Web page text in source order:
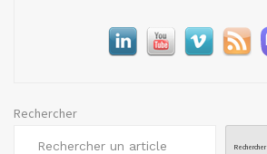
Rechercher
Rechercher